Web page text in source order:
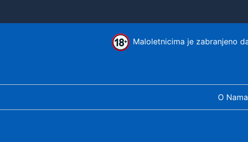
Maloletnicima je zabranjeno
O Nama